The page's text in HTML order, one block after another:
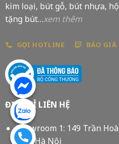
kim loại, bút gỗ, bút nhựa,
tặng bút…xem thêm
GỌI HOTLINE BÁO GIÁ
ĐỊA CHỈ LIÊN HỆ
Showroom 1: 149 Trần
Mai, Hà Nội